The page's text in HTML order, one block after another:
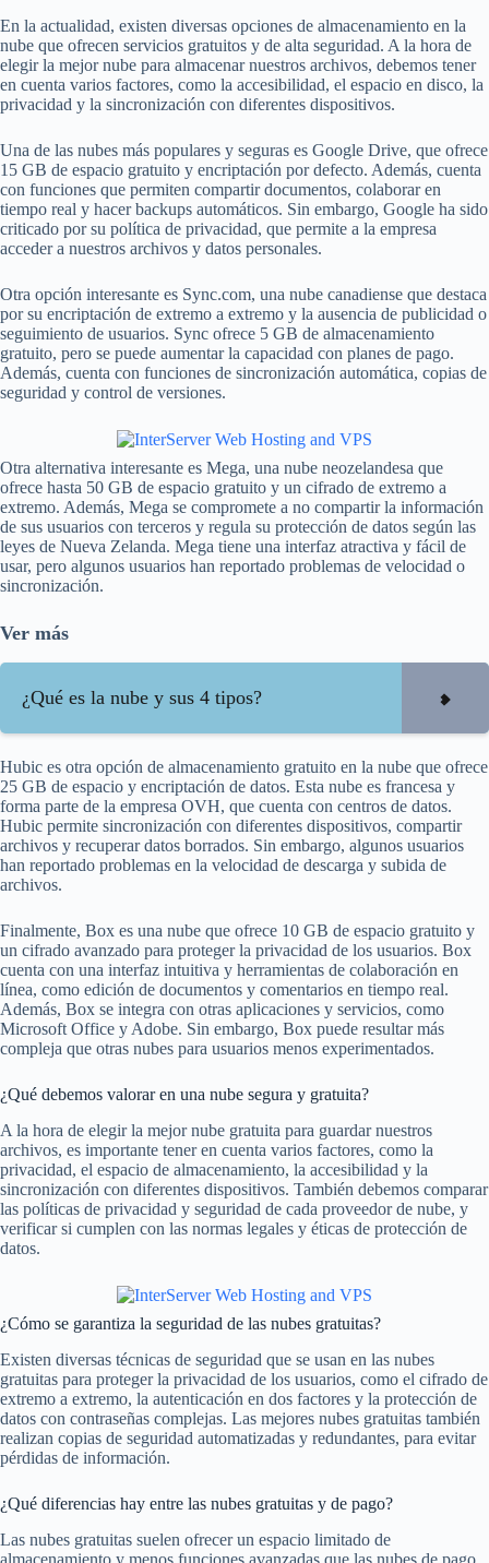
En la actualidad, existen diversas opciones de almacenamiento en la
nube que ofrecen servicios gratuitos y de alta seguridad. A la hora de
elegir la mejor nube para almacenar nuestros archivos, debemos tener
en cuenta varios factores, como la accesibilidad, el espacio en disco, la
privacidad y la sincronización con diferentes dispositivos.
Una de las nubes más populares y seguras es Google Drive, que ofrece
15 GB de espacio gratuito y encriptación por defecto. Además, cuenta
con funciones que permiten compartir documentos, colaborar en
tiempo real y hacer backups automáticos. Sin embargo, Google ha sido
criticado por su política de privacidad, que permite a la empresa
acceder a nuestros archivos y datos personales.
Otra opción interesante es Sync.com, una nube canadiense que destaca
por su encriptación de extremo a extremo y la ausencia de publicidad o
seguimiento de usuarios. Sync ofrece 5 GB de almacenamiento
gratuito, pero se puede aumentar la capacidad con planes de pago.
Además, cuenta con funciones de sincronización automática, copias de
seguridad y control de versiones.
Otra alternativa interesante es Mega, una nube neozelandesa que
ofrece hasta 50 GB de espacio gratuito y un cifrado de extremo a
extremo. Además, Mega se compromete a no compartir la información
de sus usuarios con terceros y regula su protección de datos según las
leyes de Nueva Zelanda. Mega tiene una interfaz atractiva y fácil de
usar, pero algunos usuarios han reportado problemas de velocidad o
sincronización.
Ver más
¿Qué es la nube y sus 4 tipos?
Hubic es otra opción de almacenamiento gratuito en la nube que ofrece
25 GB de espacio y encriptación de datos. Esta nube es francesa y
forma parte de la empresa OVH, que cuenta con centros de datos.
Hubic permite sincronización con diferentes dispositivos, compartir
archivos y recuperar datos borrados. Sin embargo, algunos usuarios
han reportado problemas en la velocidad de descarga y subida de
archivos.
Finalmente, Box es una nube que ofrece 10 GB de espacio gratuito y
un cifrado avanzado para proteger la privacidad de los usuarios. Box
cuenta con una interfaz intuitiva y herramientas de colaboración en
línea, como edición de documentos y comentarios en tiempo real.
Además, Box se integra con otras aplicaciones y servicios, como
Microsoft Office y Adobe. Sin embargo, Box puede resultar más
compleja que otras nubes para usuarios menos experimentados.
¿Qué debemos valorar en una nube segura y gratuita?
A la hora de elegir la mejor nube gratuita para guardar nuestros
archivos, es importante tener en cuenta varios factores, como la
privacidad, el espacio de almacenamiento, la accesibilidad y la
sincronización con diferentes dispositivos. También debemos comparar
las políticas de privacidad y seguridad de cada proveedor de nube, y
verificar si cumplen con las normas legales y éticas de protección de
datos.
¿Cómo se garantiza la seguridad de las nubes gratuitas?
Existen diversas técnicas de seguridad que se usan en las nubes
gratuitas para proteger la privacidad de los usuarios, como el cifrado de
extremo a extremo, la autenticación en dos factores y la protección de
datos con contraseñas complejas. Las mejores nubes gratuitas también
realizan copias de seguridad automatizadas y redundantes, para evitar
pérdidas de información.
¿Qué diferencias hay entre las nubes gratuitas y de pago?
Las nubes gratuitas suelen ofrecer un espacio limitado de
almacenamiento y menos funciones avanzadas que las nubes de pago,